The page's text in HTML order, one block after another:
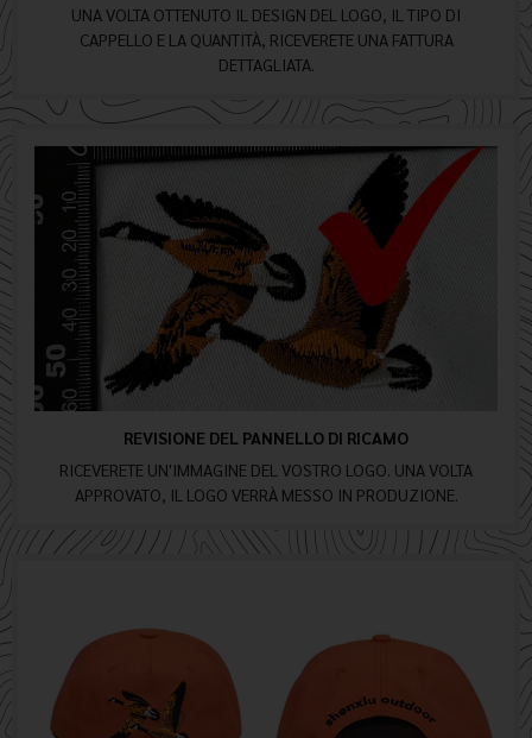
UNA VOLTA OTTENUTO IL DESIGN DEL LOGO, IL TIPO DI
CAPPELLO E LA QUANTITÀ, RICEVERETE UNA FATTURA
DETTAGLIATA.
REVISIONE DEL PANNELLO DI RICAMO
RICEVERETE UN'IMMAGINE DEL VOSTRO LOGO. UNA VOLTA
APPROVATO, IL LOGO VERRÀ MESSO IN PRODUZIONE.